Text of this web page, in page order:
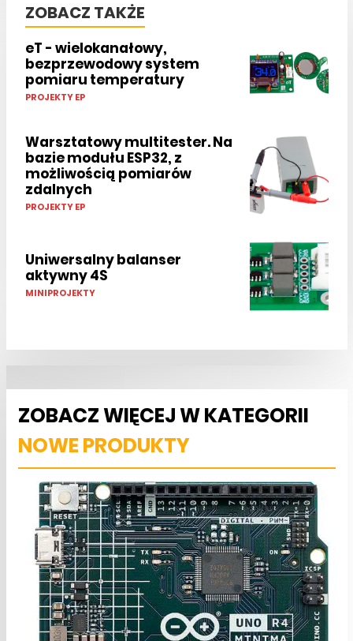
ZOBACZ TAKŻE
eT - wielokanałowy,
bezprzewodowy system
pomiaru temperatury
PROJEKTY EP
Warsztatowy multitester. Na
bazie modułu ESP32, z
możliwością pomiarów
zdalnych
PROJEKTY EP
Uniwersalny balanser
aktywny 4S
MINIPROJEKTY
ZOBACZ WIĘCEJ W KATEGORII
NOWE PRODUKTY